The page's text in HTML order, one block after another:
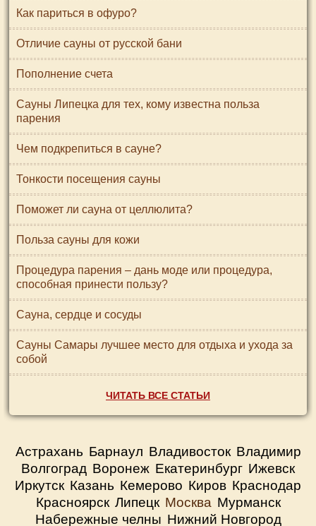
Как париться в офуро?
Отличие сауны от русской бани
Пополнение счета
Сауны Липецка для тех, кому известна польза
парения
Чем подкрепиться в сауне?
Тонкости посещения сауны
Поможет ли сауна от целлюлита?
Польза сауны для кожи
Процедура парения – дань моде или процедура,
способная принести пользу?
Сауна, сердце и сосуды
Сауны Самары лучшее место для отдыха и ухода за
собой
ЧИТАТЬ ВСЕ СТАТЬИ
Астрахань Барнаул Владивосток Владимир
Волгоград Воронеж Екатеринбург Ижевск
Иркутск Казань Кемерово Киров Краснодар
Красноярск Липецк Москва Мурманск
Набережные челны Нижний Новгород